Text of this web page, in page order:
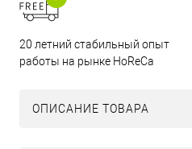
20 летний стабильный опыт
работы на рынке HoReCa
ОПИСАНИЕ ТОВАРА